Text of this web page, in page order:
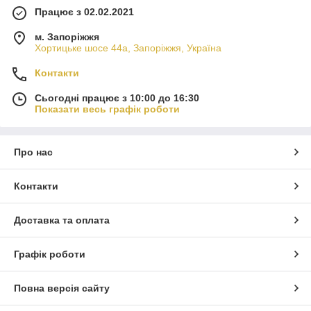
Працює з 02.02.2021
м. Запоріжжя
Хортицьке шосе 44а, Запоріжжя, Україна
Контакти
Сьогодні працює з 10:00 до 16:30
Показати весь графік роботи
Про нас
Контакти
Доставка та оплата
Графік роботи
Повна версія сайту